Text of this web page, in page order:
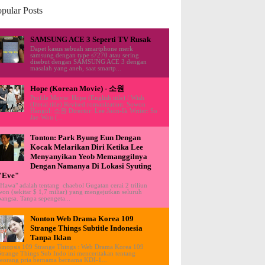
Posts
SAMSUNG ACE 3 Seperti TV Rusak
Dapet kasus sebuah smartphone merk
samsung dengan type s7270 atau sering
disebut dengan SAMSUNG ACE 3 dengan
masalah yang aneh, saat smartp...
Hope (Korean Movie) - 소원
Profile Movie: Hope (English title) / Wish
(literal title) Revised romanization: Sowon
Hangul: 소원 Director: Lee Joon-Ik Writer: So
Jae-Won (...
Tonton: Park Byung Eun Dengan
Kocak Melarikan Diri Ketika Lee
Menyanyikan Yeob Memanggilnya
Dengan Namanya Di Lokasi Syuting
adalah tentang chaebol Gugatan cerai 2 triliun
(sekitar $ 1,7 miliar) yang mengejutkan seluruh
Tanpa sepengeta...
Nonton Web Drama Korea 109
Strange Things Subtitle Indonesia
Tanpa Iklan
109 Strange Things : Web Drama Korea 109
Things Sub Indo ini menceritakan tentang
pria bernama bernama KDI-1...